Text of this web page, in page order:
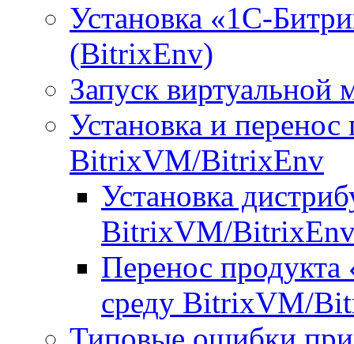
Установка «1С-
(BitrixEnv)
Запуск
Установка и
BitrixVM/BitrixEnv
Установка
BitrixVM/
Перенос
среду BitrixVM/